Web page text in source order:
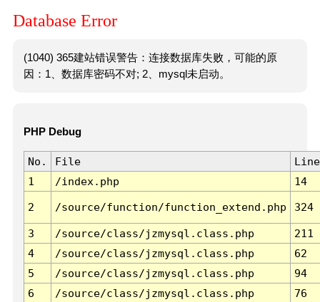
Database Error
(1040) 365建站错误警告：连接数据库失败，可能的原
因：1、数据库密码不对; 2、mysql未启动。
PHP Debug
No. File
Line
1
/index.php 14
2 /source/function/function_extend.php 324
3 /source/class/jzmysql.class.php
211
4
/source/class/jzmysql.class.php
62
5
/source/class/jzmysql.class.php
94
6
/source/class/jzmysql.class.php 76